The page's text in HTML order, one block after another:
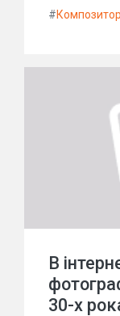
#Композитор
В
30-х